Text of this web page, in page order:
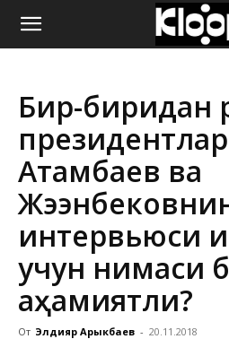
ҚИРҒИЗИСТОН
ЯНГИЛИКЛАРИ
Бир-биридан
Атамбаев ва
интервьюси
учун нимаси
аҳамиятли?
От Элдияр Арыкбаев - 20.11.2018